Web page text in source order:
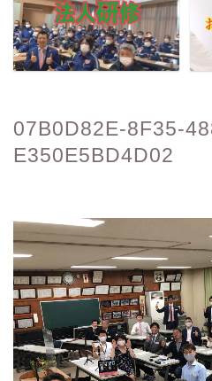
07B0D82E-8F35-
E350E5BD4D02